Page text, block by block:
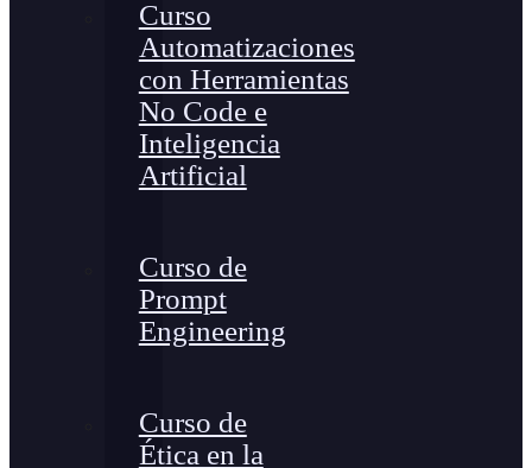
Curso
Automatizaciones
con Herramientas
No Code e
Inteligencia
Artificial
Curso de
Prompt
Engineering
Curso de
Ética en la